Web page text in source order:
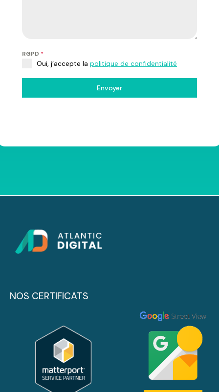
RGPD *
Oui, j’accepte la politique de confidentialité
Envoyer
NOS CERTIFICATS